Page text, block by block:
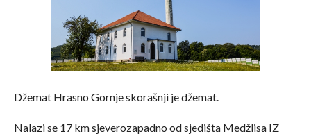
Džemat Hrasno Gornje skorašnji je džemat.
Nalazi se 17 km sjeverozapadno od sjedišta Medžlisa IZ